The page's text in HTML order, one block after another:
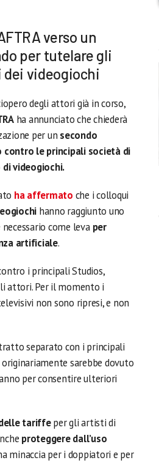
verso un
per tutelare gli
videogiochi
degli attori già in corso,
ha annunciato che chiederà
per un secondo
contro le principali società di
videogiochi.
ha affermato che i colloqui
hanno raggiunto uno
necessario come leva per
artificiale.
i principali Studios,
attori. Per il momento i
non sono ripresi, e non
separato con i principali
sarebbe dovuto
per consentire ulteriori
tariffeper gli artisti di
proteggere dall’uso
minaccia per i doppiatori e per